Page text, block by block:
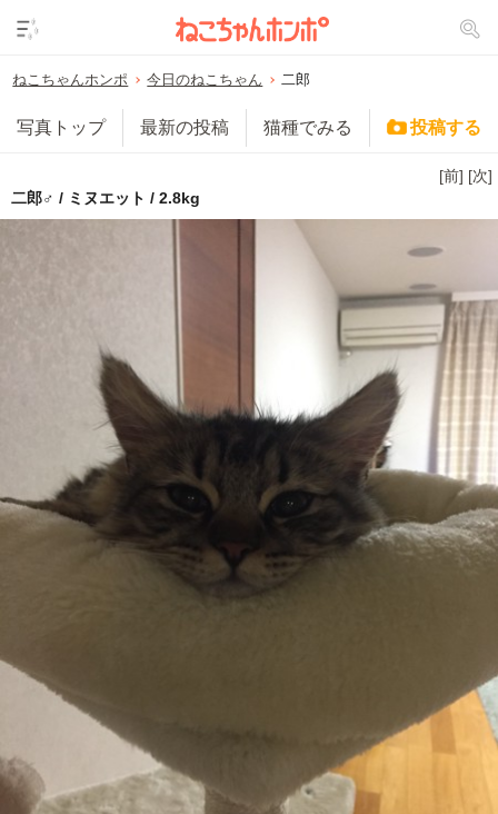
ねこちゃんホンポ 今日のねこちゃん 二郎
写真トップ 最新の投稿 猫種でみる 投稿する
[前] [次]
二郎♂ / ミヌエット / 2.8kg